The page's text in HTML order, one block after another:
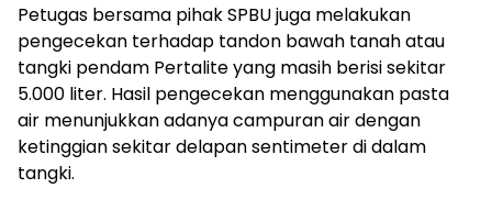
Petugas bersama pihak SPBU juga melakukan
pengecekan terhadap tandon bawah tanah atau
tangki pendam Pertalite yang masih berisi sekitar
5.000 liter. Hasil pengecekan menggunakan pasta
air menunjukkan adanya campuran air dengan
ketinggian sekitar delapan sentimeter di dalam
tangki.